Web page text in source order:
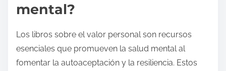
mental?
Los libros sobre el valor personal son recursos
esenciales que promueven la salud mental al
fomentar la autoaceptación y la resiliencia. Estos